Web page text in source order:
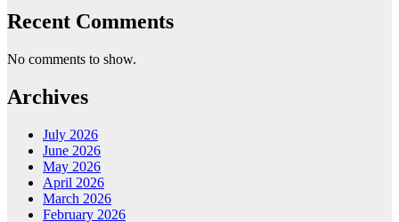
Recent Comments
No comments to show.
Archives
July 2026
June 2026
May 2026
April 2026
March 2026
February 2026